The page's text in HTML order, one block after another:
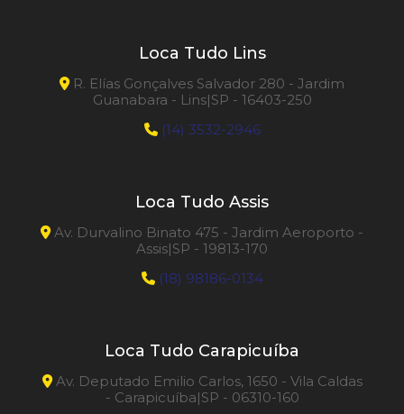
Loca Tudo Lins
R. Elías Gonçalves Salvador 280 - Jardim
Guanabara - Lins|SP - 16403-250
(14) 3532-2946
Loca Tudo Assis
Av. Durvalino Binato 475 - Jardim Aeroporto -
Assis|SP - 19813-170
(18) 98186-0134
Loca Tudo Carapicuíba
Av. Deputado Emilio Carlos, 1650 - Vila Caldas
- Carapicuíba|SP - 06310-160